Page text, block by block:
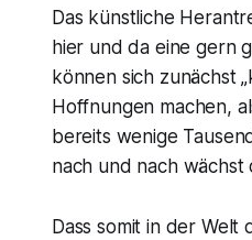
Das künstliche
hier und da eine gern
können sich zunächst
Hoffnungen machen,
bereits wenige
nach und nach
Dass somit in der